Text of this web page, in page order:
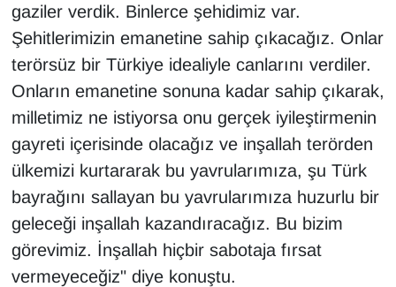
gaziler verdik. Binlerce şehidimiz var.
Şehitlerimizin emanetine sahip çıkacağız. Onlar
terörsüz bir Türkiye idealiyle canlarını verdiler.
Onların emanetine sonuna kadar sahip çıkarak,
milletimiz ne istiyorsa onu gerçek iyileştirmenin
gayreti içerisinde olacağız ve inşallah terörden
ülkemizi kurtararak bu yavrularımıza, şu Türk
bayrağını sallayan bu yavrularımıza huzurlu bir
geleceği inşallah kazandıracağız. Bu bizim
görevimiz. İnşallah hiçbir sabotaja fırsat
vermeyeceğiz" diye konuştu.